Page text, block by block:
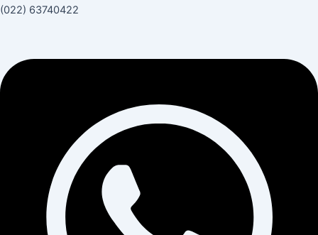
(022) 63740422